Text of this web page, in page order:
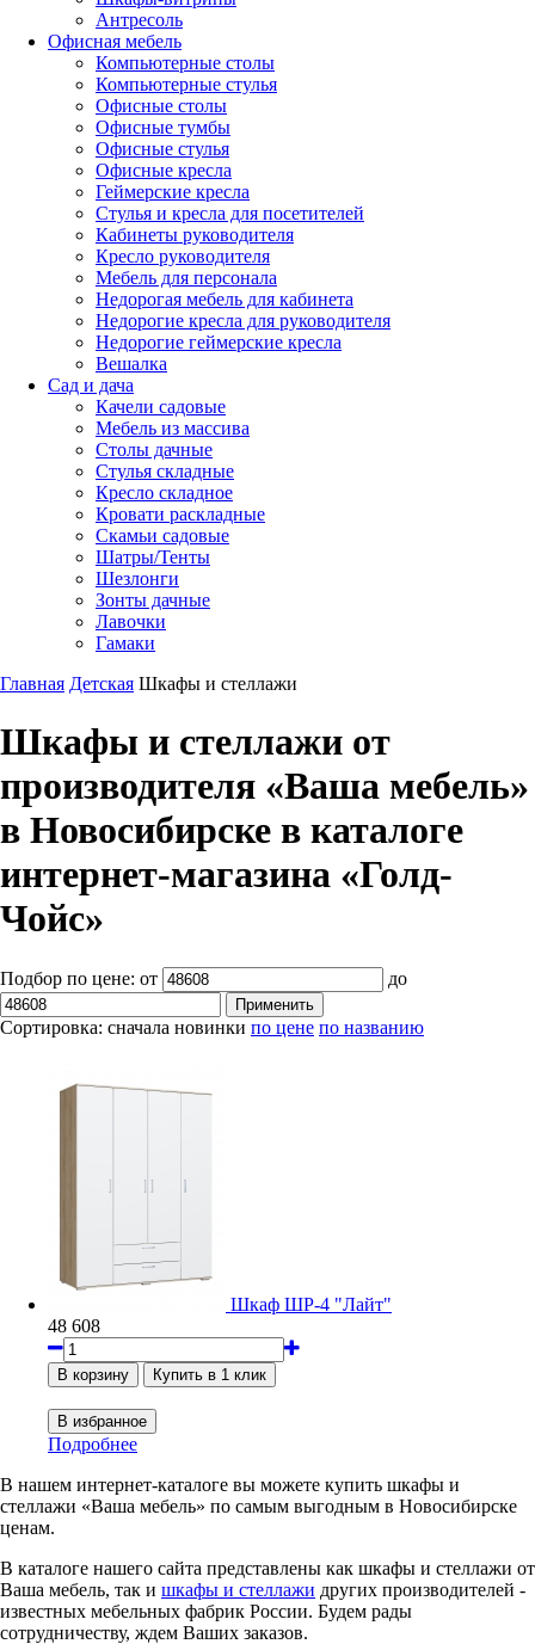
Антресоль
Офисная мебель
Компьютерные столы
Компьютерные стулья
Офисные столы
Офисные тумбы
Офисные стулья
Офисные кресла
Геймерские кресла
Стулья и кресла для посетителей
Кабинеты руководителя
Кресло руководителя
Мебель для персонала
Недорогая мебель для кабинета
Недорогие кресла для руководителя
Недорогие геймерские кресла
Вешалка
Сад и дача
Качели садовые
Мебель из массива
Столы дачные
Стулья складные
Кресло складное
Кровати раскладные
Скамьи садовые
Шатры/Тенты
Шезлонги
Зонты дачные
Лавочки
Гамаки
Главная Детская Шкафы и стеллажи
Шкафы и стеллажи от
производителя «Ваша мебель»
в Новосибирске в каталоге
интернет-магазина «Голд-
Чойс»
Подбор по цене: от до
Сортировка: сначала новинки по цене по названию
Шкаф ШР-4 "Лайт"
48 608
Подробнее
В нашем интернет-каталоге вы можете купить шкафы и
стеллажи «Ваша мебель» по самым выгодным в Новосибирске
ценам.
В каталоге нашего сайта представлены как шкафы и стеллажи от
Ваша мебель, так и шкафы и стеллажи других производителей -
известных мебельных фабрик России. Будем рады
сотрудничеству, ждем Ваших заказов.